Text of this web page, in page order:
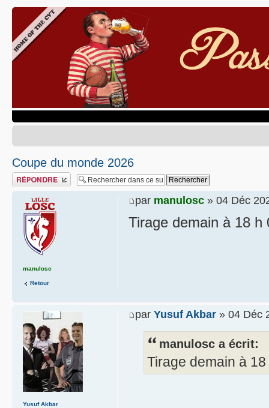
Coupe du monde 2026
Publier une réponse
par manulosc » 04 Déc
Tirage demain à 18 h
manulosc
Retour
par Yusuf Akbar » 04 Déc
manulosc a écrit:
Tirage demain à
Yusuf Akbar